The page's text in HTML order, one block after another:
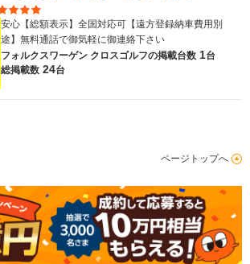
安心【総額表示】全国対応可【遠方登録納車費用別
途】無料通話で御気軽に御連絡下さい
フォルクスワーゲン クロスゴルフの掲載台数 1台
総掲載数 24台
ページトップへ